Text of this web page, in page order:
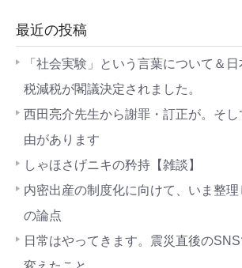
最近の投稿
「社会実験」という言葉について＆
税減税が閣議決定されました。
西田亮介先生から謝罪・訂正が。そ
由があります
しゃほさげニキの矜持【雑談】
内密出産の制度化に向けて、いま整
の論点
日常はやってきます。震災直後の